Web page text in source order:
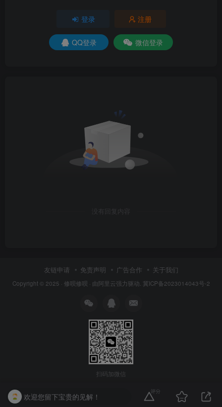
登录 注册
QQ登录 微信登录
没有回复内容
友链申请 免责声明 广告合作 关于我们
Copyright © 2025 · 修呗修呗 · 由阿里云强力驱动. 冀ICP备2023014043号-2
扫码加微信
欢迎您留下宝贵的见解！
评分